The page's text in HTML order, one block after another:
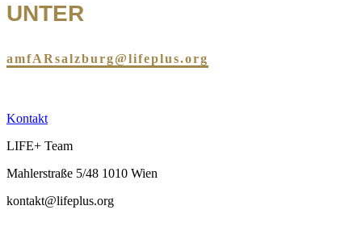
UNTER
amfARsalzburg@lifeplus.org
Kontakt
LIFE+ Team
Mahlerstraße 5/48 1010 Wien
kontakt@lifeplus.org